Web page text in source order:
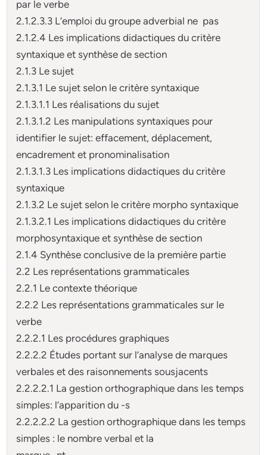
par le verbe
2.1.2.3.3 L’emploi du groupe adverbial ne pas
2.1.2.4 Les implications didactiques du critère
syntaxique et synthèse de section
2.1.3 Le sujet
2.1.3.1 Le sujet selon le critère syntaxique
2.1.3.1.1 Les réalisations du sujet
2.1.3.1.2 Les manipulations syntaxiques pour
identifier le sujet: effacement, déplacement,
encadrement et pronominalisation
2.1.3.1.3 Les implications didactiques du critère
syntaxique
2.1.3.2 Le sujet selon le critère morpho syntaxique
2.1.3.2.1 Les implications didactiques du critère
morphosyntaxique et synthèse de section
2.1.4 Synthèse conclusive de la première partie
2.2 Les représentations grammaticales
2.2.1 Le contexte théorique
2.2.2 Les représentations grammaticales sur le
verbe
2.2.2.1 Les procédures graphiques
2.2.2.2 Études portant sur l’analyse de marques
verbales et des raisonnements sousjacents
2.2.2.2.1 La gestion orthographique dans les temps
simples: l’apparition du -s
2.2.2.2.2 La gestion orthographique dans les temps
simples : le nombre verbal et la